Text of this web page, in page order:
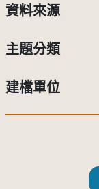
資料來源
主題分類
建檔單位